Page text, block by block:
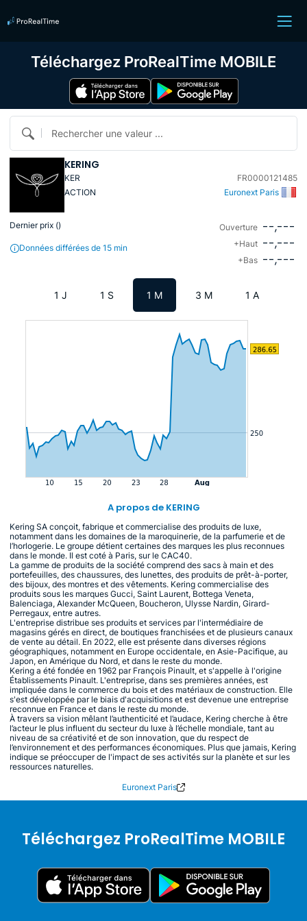
Rechercher une valeur ...
KERING
KER
FR0000121485
ACTION
Euronext Paris
Dernier prix ()
Données différées de 15 min
Ouverture --,---
+Haut --,---
+Bas --,---
1 J 1 S 1 M 3 M 1 A
A propos de KERING
Kering SA conçoit, fabrique et commercialise des produits de luxe,
notamment dans les domaines de la maroquinerie, de la parfumerie et de
l’horlogerie. Le groupe détient certaines des marques les plus reconnues
dans le monde. Il est coté à Paris, sur le CAC40.
La gamme de produits de la société comprend des sacs à main et des
portefeuilles, des chaussures, des lunettes, des produits de prêt-à-porter,
des bijoux, des montres et des vêtements. Kering commercialise des
produits sous les marques Gucci, Saint Laurent, Bottega Veneta,
Balenciaga, Alexander McQueen, Boucheron, Ulysse Nardin, Girard-
Perregaux, entre autres.
L'entreprise distribue ses produits et services par l'intermédiaire de
magasins gérés en direct, de boutiques franchisées et de plusieurs canaux
de vente au détail. En 2022, elle est présente dans diverses régions
géographiques, notamment en Europe occidentale, en Asie-Pacifique, au
Japon, en Amérique du Nord, et dans le reste du monde.
Kering a été fondée en 1962 par François Pinault, et s'appelle à l'origine
Établissements Pinault. L'entreprise, dans ses premières années, est
impliquée dans le commerce du bois et des matériaux de construction. Elle
s'est développée par le biais d'acquisitions et est devenue une entreprise
reconnue en France et dans le reste du monde.
À travers sa vision mêlant l’authenticité et l’audace, Kering cherche à être
l’acteur le plus influent du secteur du luxe à l’échelle mondiale, tant au
niveau de sa créativité et de son innovation, que du respect de
l’environnement et des performances économiques. Plus que jamais, Kering
indique se préoccuper de l'impact de ses activités sur la planète et sur les
ressources naturelles.
Euronext Paris
Téléchargez ProRealTime MOBILE
Téléchargez ProRealTime MOBILE